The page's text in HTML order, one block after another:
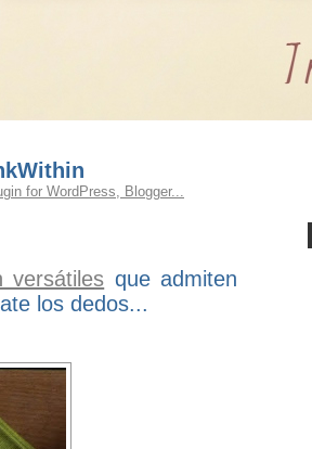
versátiles que admiten
los dedos...